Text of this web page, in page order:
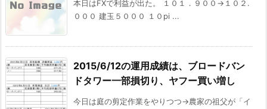
本日はFXで利益が出た。 １０１．９００→１０２.
０００ 建玉５０００ １０pi ...
2015/6/12の運用成績は、ブロードバン
ドタワー一部損切り、ヤフー買い増し
今日は庭の剪定作業をやりつつ→農家の祖父が「イ